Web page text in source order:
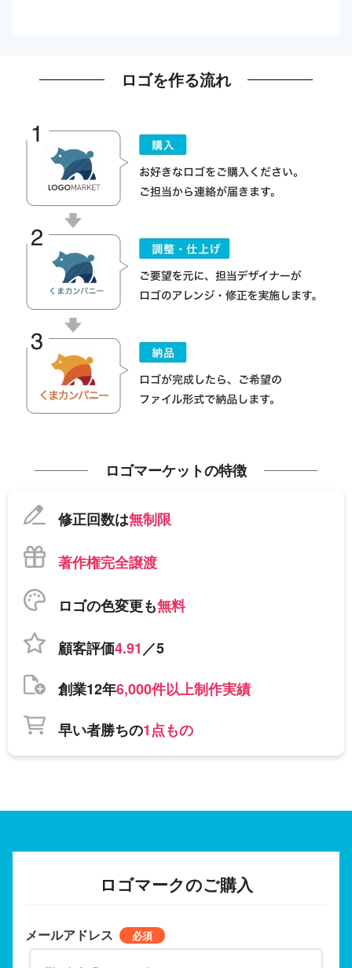
ロゴを作る流れ
ロゴマーケットの特徴
修正回数は無制限
著作権完全譲渡
ロゴの色変更も無料
顧客評価4.91／5
創業12年6,000件以上制作実績
早い者勝ちの1点もの
ロゴマークのご購入
メールアドレス